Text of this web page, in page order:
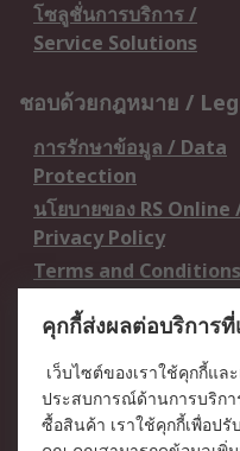
โซลูชั่นการบริการ /
Service Solutions
ชอบด้วยกฎหมาย /
การรักษาข้อมูล / Data
Protection
นโยบายของ RS Online
Privacy Policy
Terms and Conditions
เกี่ยวกับ RS / About RS
RS ทั่วโลก / RS
Worldwide
คุกกี้ส่งผลต่อบริการ
เว็บไซต์ของเราใช้คุกกี้แล
ประสบการณ์ด้านการบริก
ซื้อสินค้า เราใช้คุกกี้เพื่อป